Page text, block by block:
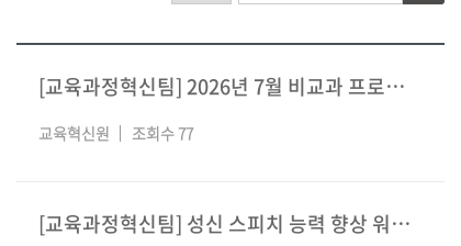
[교육과정혁신팀] 2026년 7월 비교과 프로그램 안내
교육혁신원 조회수 77
[교육과정혁신팀] 성신 스피치 능력 향상 워크숍